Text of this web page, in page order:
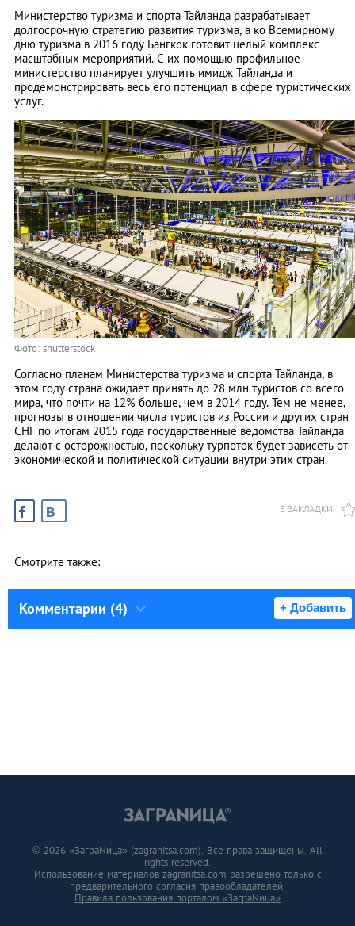
Министерство туризма и спорта Тайланда разрабатывает
долгосрочную стратегию развития туризма, а ко Всемирному
дню туризма в 2016 году Бангкок готовит целый комплекс
масштабных мероприятий. С их помощью профильное
министерство планирует улучшить имидж Тайланда и
продемонстрировать весь его потенциал в сфере туристических
услуг.
Фото: shutterstock
Согласно планам Министерства туризма и спорта Тайланда, в
этом году страна ожидает принять до 28 млн туристов со всего
мира, что почти на 12% больше, чем в 2014 году. Тем не менее,
прогнозы в отношении числа туристов из России и других стран
СНГ по итогам 2015 года государственные ведомства Тайланда
делают с осторожностью, поскольку турпоток будет зависеть от
экономической и политической ситуации внутри этих стран.
В ЗАКЛАДКИ
Смотрите также:
Комментарии (4) + Добавить
© 2026 «ЗаграNица» (zagranitsa.com). Все права защищены. All
rights reserved.
Использование материалов zagranitsa.com разрешено только с
предварительного согласия правообладателей.
Правила пользования порталом «ЗаграNица»